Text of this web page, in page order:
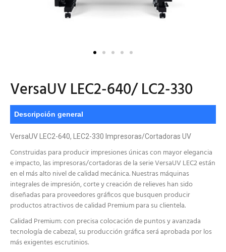
VersaUV LEC2-640/ LC2-330
Descripción general
VersaUV LEC2-640, LEC2-330 Impresoras/Cortadoras UV
Construidas para producir impresiones únicas con mayor elegancia
e impacto, las impresoras/cortadoras de la serie VersaUV LEC2 están
en el más alto nivel de calidad mecánica. Nuestras máquinas
integrales de impresión, corte y creación de relieves han sido
diseñadas para proveedores gráficos que busquen producir
productos atractivos de calidad Premium para su clientela.
Calidad Premium: con precisa colocación de puntos y avanzada
tecnología de cabezal, su producción gráfica será aprobada por los
más exigentes escrutinios.